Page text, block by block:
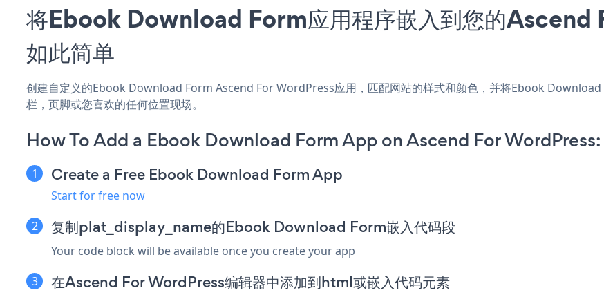
将Ebook Download Form应用程序嵌入到您的Ascend
如此简单
创建自定义的Ebook Download Form Ascend For WordPress应用，匹配网站的样式和颜色，并将Ebook
栏，页脚或您喜欢的任何位置现场。
How To Add a Ebook Download Form App on Ascend For WordPress:
Create a Free Ebook Download Form App
Start for free now
复制plat_display_name的Ebook Download Form嵌入代码段
Your code block will be available once you create your app
在Ascend For WordPress编辑器中添加到html或嵌入代码元素